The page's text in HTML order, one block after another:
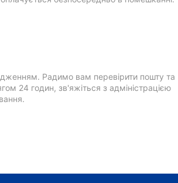
Радимо вам перевірити пошту та
24 годин, зв'яжіться з адміністрацією